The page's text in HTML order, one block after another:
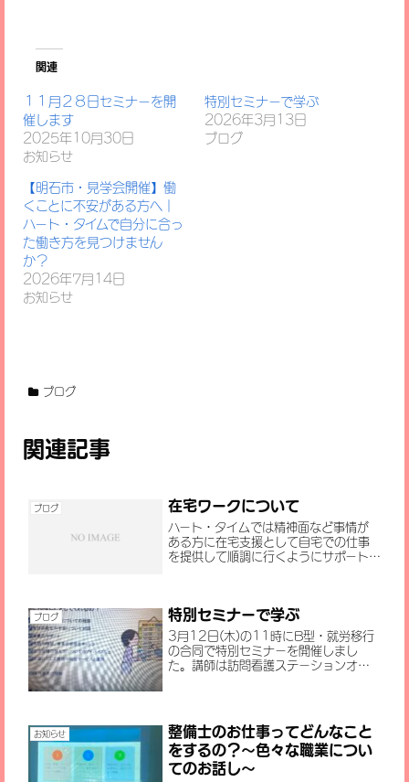
関連
１１月２８日セミナーを開
催します
2025年10月30日
お知らせ
特別セミナーで学ぶ
2026年3月13日
ブログ
【明石市・見学会開催】働
くことに不安がある方へ｜
ハート・タイムで自分に合っ
た働き方を見つけません
か？
2026年7月14日
お知らせ
ブログ
関連記事
ブログ 在宅ワークについて
ハート・タイムでは精神面など事情が
ある方に在宅支援として自宅での仕事
を提供して順調に行くようにサポート
精神面のために１日のほとんどを布...
ブログ 特別セミナーで学ぶ
3月12日(木)の11時にB型・就労移行
の合同で特別セミナーを開催しまし
た。講師は訪問看護ステーションオア
てお話をいただきました。オア...
お知らせ
整備士のお仕事ってどんなこと
をするの？～色々な職業につい
てのお話し～